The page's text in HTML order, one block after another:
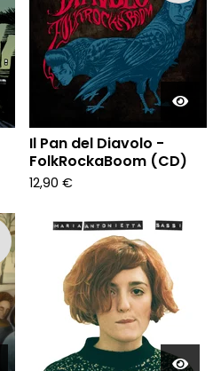
Il Pan del Diavolo -
FolkRockaBoom (CD)
12,90 €